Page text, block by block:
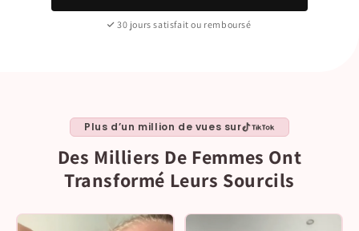
30 jours satisfait ou remboursé
Plus d’un million de vues sur
Des Milliers De Femmes Ont
Transformé Leurs Sourcils